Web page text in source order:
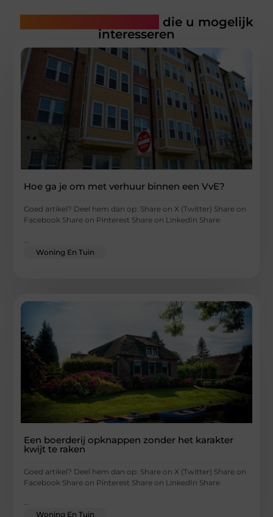
die u mogelijk
interesseren
Hoe ga je om met verhuur binnen een VvE?
Goed artikel? Deel hem dan op: Share on X (Twitter) Share on
Facebook Share on Pinterest Share on LinkedIn Share
Woning En Tuin
Een boerderij opknappen zonder het karakter
kwijt te raken
Goed artikel? Deel hem dan op: Share on X (Twitter) Share on
Facebook Share on Pinterest Share on LinkedIn Share
...
Woning En Tuin